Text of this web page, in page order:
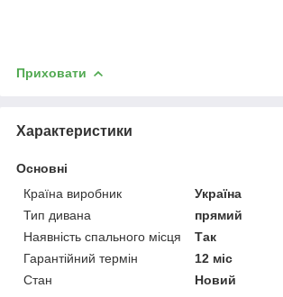
Приховати
Характеристики
Основні
Країна виробник
Україна
Тип дивана
прямий
Наявність спального місця
Так
Гарантійний термін
12 міс
Стан
Новий